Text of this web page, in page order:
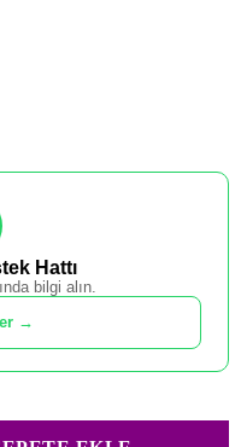
Hattı
bilgi alın.
→